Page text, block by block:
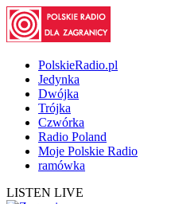
PolskieRadio.pl
Jedynka
Dwójka
Trójka
Czwórka
Radio Poland
Moje Polskie Radio
ramówka
LISTEN LIVE